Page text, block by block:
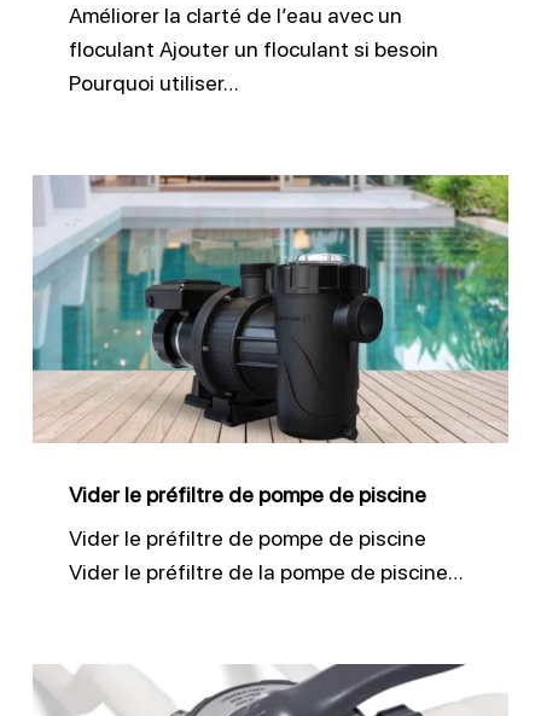
Améliorer la clarté de l’eau avec un
floculant Ajouter un floculant si besoin
Pourquoi utiliser…
Vider
le
préfiltre
de
pompe
de
piscine
Vider le préfiltre de pompe de piscine
Vider le préfiltre de pompe de piscine
Vider le préfiltre de la pompe de piscine…
Comment